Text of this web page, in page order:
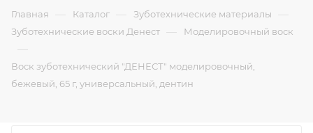
Главная — Каталог — Зуботехнические материалы —
Зуботехнические воски Денест — Моделировочный воск
—
Воск зуботехнический "ДЕНЕСТ" моделировочный,
бежевый, 65 г, универсальный, дентин